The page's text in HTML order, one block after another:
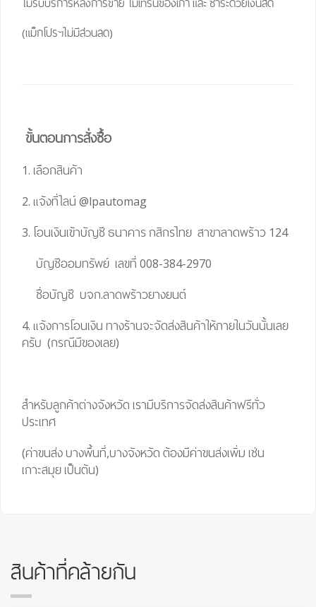
(แม็กโปรฯไม่มีส่วนลด)
ขั้นตอนการสั่งซื้อ
1. เลือกสินค้า
2. แจ้งที่ไลน์ @lpautomag
3. โอนเงินเข้าบัญชี ธนาคาร กสิกรไทย สาขาลาดพร้าว 124
บัญชีออมทรัพย์ เลขที่ 008-384-2970
ชื่อบัญชี บจก.ลาดพร้าวยางยนต์
4. แจ้งการโอนเงิน ทางร้านจะจัดส่งสินค้าให้ภายในวันนั้นเลย
ครับ (กรณีมีของเลย)
สำหรับลูกค้าต่างจังหวัด เรามีบริการจัดส่งสินค้าฟรีทั่ว
ประเทศ
(ค่าขนส่ง บางพื้นที่,บางจังหวัด ต้องมีค่าขนส่งเพิ่ม เช่น
เกาะสมุย เป็นต้น)
สินค้าที่คล้ายกัน